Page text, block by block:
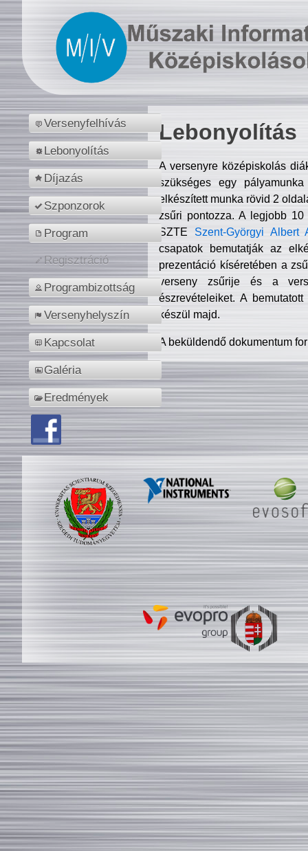
Versenyfelhívás
Lebonyolítás
Díjazás
Szponzorok
Program
Regisztráció
Programbizottság
Versenyhelyszín
Kapcsolat
Galéria
Eredmények
Lebonyolítás
A versenyre középiskolás
szükséges egy
elkészített munka rövid 2
zsűri pontozza. A legjobb
SZTE Szent-Györgyi Albert
csapatok bemutatják az
prezentáció kíséretében a
verseny zsűrije és a
észrevételeiket. A
készül majd.
A beküldendő dokumentum